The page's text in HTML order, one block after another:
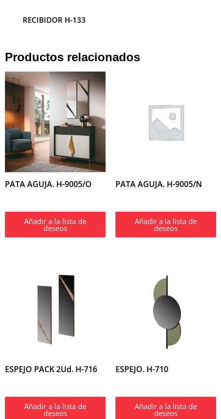
RECIBIDOR H-133
Productos relacionados
PATA AGUJA. H-9005/O
Añadir a la lista de
deseos
PATA AGUJA. H-9005/N
Añadir a la lista de
deseos
ESPEJO PACK 2Ud. H-716
Añadir a la lista de
deseos
ESPEJO. H-710
Añadir a la lista de
deseos